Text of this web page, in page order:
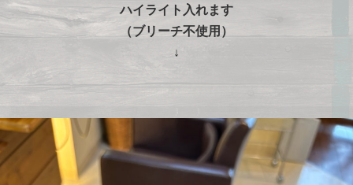
ハイライト 入れます
（ブリーチ不使用）
↓